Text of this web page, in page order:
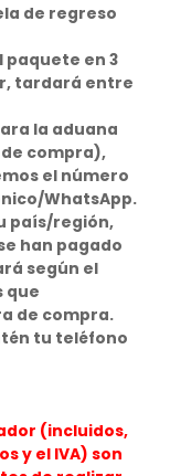
de regreso
paquete en 3
tardará entre
la aduana
compra),
el número
WhatsApp.
país/región,
han pagado
según el
que
de compra.
tu teléfono
(incluidos,
y el IVA) son